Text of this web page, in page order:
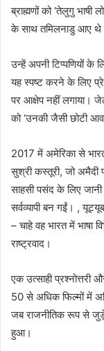
ब्राह्मणों को ‘तेलुगु भाषी
के साथ तमिलनाडु आए
उन्हें अपनी टिप्पणियों के
यह स्पष्ट करने के लिए
पर आक्षेप नहीं लगाया।
को ‘उनकी जैसी छोटी
2017 में अमेरिका से
सुश्री कस्तूरी, जो अमैदी
साहसी पसंद के लिए
सर्वव्यापी बन गईं। ,
– चाहे वह भारत में भाषा
राष्ट्रवाद।
एक उत्साही प्रश्नोत्तरी
50 से अधिक फिल्मों में
जब राजनीतिक रूप से जुड़े
हुआ।